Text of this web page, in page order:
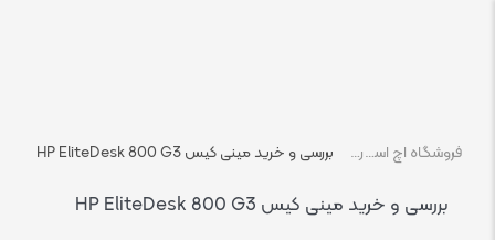
فروشگاه اچ استوک بازار انلاین تجهیزات کامپیوتر استوک رسانه بررسی و خرید مینی کیس HP EliteDesk 800 G3
بررسی و خرید مینی کیس HP EliteDesk 800 G3